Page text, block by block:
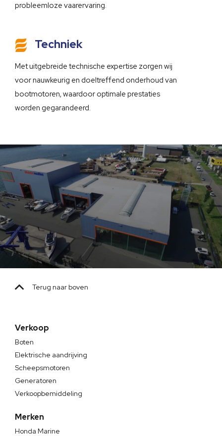
probleemloze vaarervaring.
Techniek
Met uitgebreide technische expertise zorgen wij
voor nauwkeurig en doeltreffend onderhoud van
bootmotoren, waardoor optimale prestaties
worden gegarandeerd.
Terug naar boven
Verkoop
Boten
Elektrische aandrijving
Scheepsmotoren
Generatoren
Verkoopbemiddeling
Merken
Honda Marine